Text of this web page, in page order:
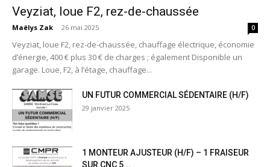
Veyziat, loue F2, rez-de-chaussée
Maëlys Zak - 26 mai 2025 0
Veyziat, loue F2, rez-de-chaussée, chauffage électrique, économie
d’énergie, 400 € plus 30 € de charges ; également Disponible un
garage. Loue, F2, à l’étage, chauffage...
UN FUTUR COMMERCIAL SÉDENTAIRE (H/F)
29 janvier 2025
1 MONTEUR AJUSTEUR (H/F) – 1 FRAISEUR
SUR CNC 5...